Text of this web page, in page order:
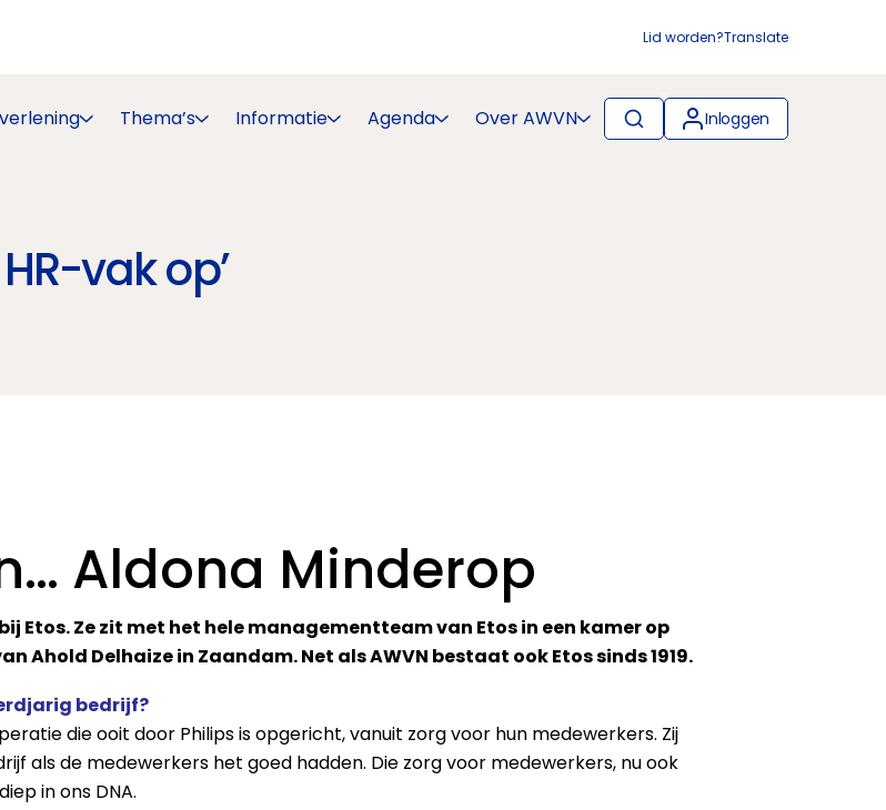
Lid worden?Translate
Thema’s Informatie Agenda Over AWVN Inloggen
vak op’
Aldona Minderop
Etos. Ze zit met het hele managementteam van Etos in een kamer op
Delhaize in Zaandam. Net als AWVN bestaat ook Etos sinds 1919.
bedrijf?
die ooit door Philips is opgericht, vanuit zorg voor hun medewerkers. Zij
als de medewerkers het goed hadden. Die zorg voor medewerkers, nu ook
in ons DNA.